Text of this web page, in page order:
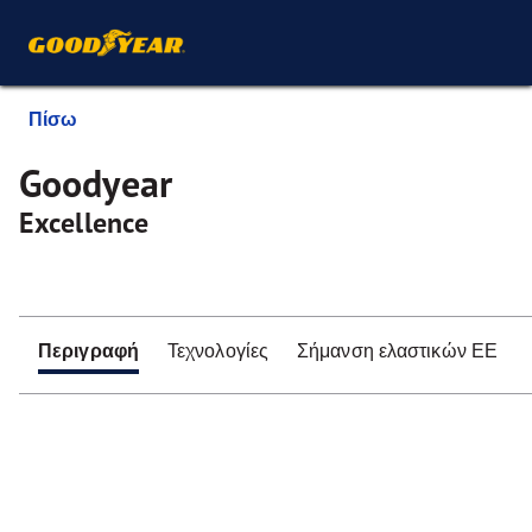
Πίσω
Goodyear
Excellence
Περιγραφή Τεχνολογίες Σήμανση ελαστικών ΕΕ